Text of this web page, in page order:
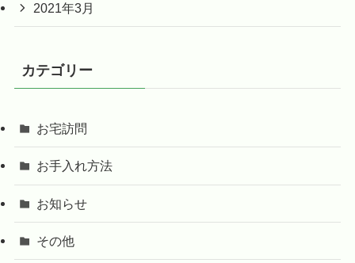
2021年3月
カテゴリー
お宅訪問
お手入れ方法
お知らせ
その他